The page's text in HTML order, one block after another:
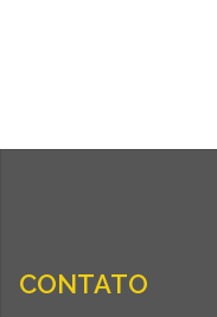
CONTATO